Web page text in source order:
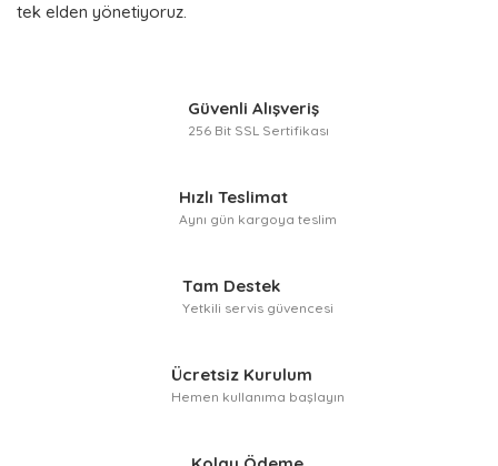
tek elden yönetiyoruz.
Güvenli Alışveriş
256 Bit SSL Sertifikası
Hızlı Teslimat
Aynı gün kargoya teslim
Tam Destek
Yetkili servis güvencesi
Ücretsiz Kurulum
Hemen kullanıma başlayın